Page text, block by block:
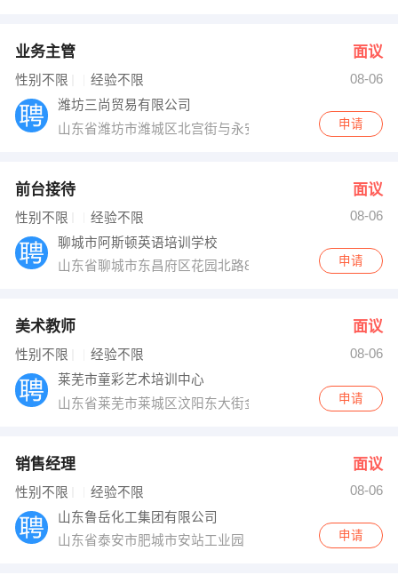
业务主管 面议
性别不限 经验不限
08-06
潍坊三尚贸易有限公司
山东省潍坊市潍城区北宫街与永安路交叉口
申请
前台接待 面议
性别不限 经验不限
08-06
聊城市阿斯顿英语培训学校
山东省聊城市东昌府区花园北路89号清逸轩三楼（青年
申请
美术教师 面议
性别不限 经验不限
08-06
莱芜市童彩艺术培训中心
山东省莱芜市莱城区汶阳东大街金点子对过
申请
销售经理 面议
性别不限 经验不限
08-06
山东鲁岳化工集团有限公司
山东省泰安市肥城市安站工业园
申请